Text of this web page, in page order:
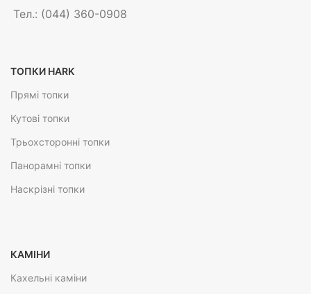
Тел.: (044) 360-0908
ТОПКИ HARK
Прямі топки
Кутові топки
Трьохсторонні топки
Панорамні топки
Наскрізні топки
КАМІНИ
Кахельні каміни